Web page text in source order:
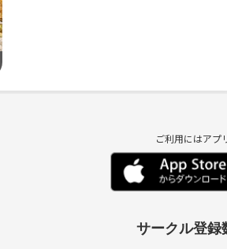
ご利用にはアプ
サークル登録